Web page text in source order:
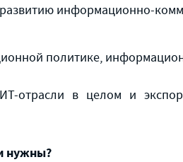
информационно-
политике,
отрасли в целом и
нужны?